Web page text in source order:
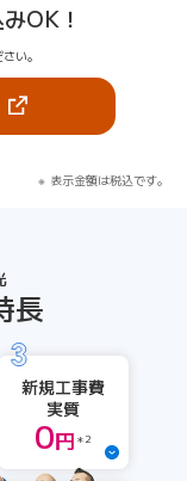
OK！
い。
新しいタブで開き
表示金額は税込です。
長
新規工事費
実質
0円 ＊2